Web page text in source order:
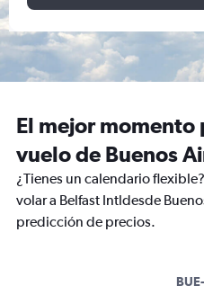
El mejor momento
vuelo de Buenos
¿Tienes un calendario
volar a Belfast Intldesde
predicción de precios.